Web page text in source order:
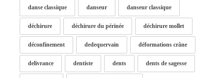
danse classique danseur danseur classique
déchirure déchirure du périnée déchirure mollet
déconfinement dedequervain déformations crâne
delivrance dentiste dents dents de sagesse